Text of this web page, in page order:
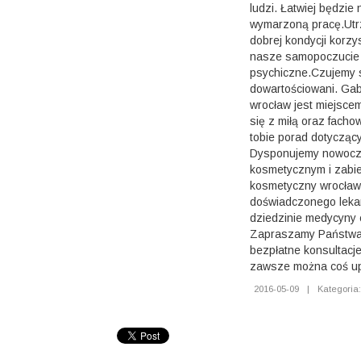
ludzi. Łatwiej będzie
wymarzoną
dobrej kondycji
nasze
psychiczne.Czujemy
dowartościowani.
wrocław jest
się z miłą oraz
tobie porad
Dysponujemy
kosmetycznym i
kosmetyczny
doświadczonego
dziedzinie medycyny
Zapraszamy
bezpłatne
zawsze można coś
2016-05-09 |